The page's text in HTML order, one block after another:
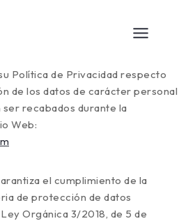
Política de Privacidad respecto
de los datos de carácter personal
ser recabados durante la
Web:
el cumplimiento de la
de protección de datos
Orgánica 3/2018, de 5 de